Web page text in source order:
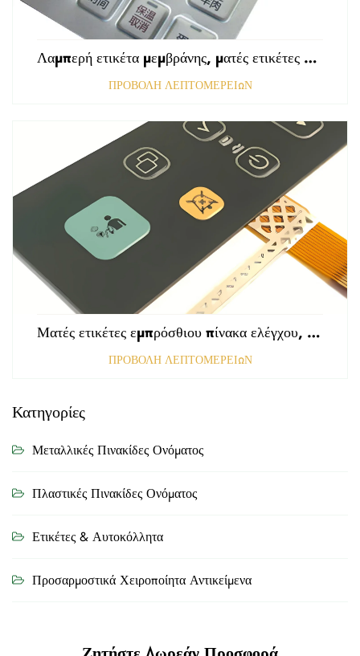
Λαμπερή ετικέτα μεμβράνης, ματές ετικέτες εμπρόσθιου πίνακα ελέγχου, ανάγλυφες ετικέτες πολυκαρβονικού, γραφικές επικαλύψεις
ΠΡΟΒΟΛΗ ΛΕΠΤΟΜΕΡΕΙΩΝ
Ματές ετικέτες εμπρόσθιου πίνακα ελέγχου, τρυπημένες με αμαυρωμένη επιφάνεια, πάχους 0,25 mm, ετικέτες από πολυκαρβονικό ή PVC
ΠΡΟΒΟΛΗ ΛΕΠΤΟΜΕΡΕΙΩΝ
Κατηγορίες
Μεταλλικές Πινακίδες Ονόματος
Πλαστικές Πινακίδες Ονόματος
Ετικέτες & Αυτοκόλλητα
Προσαρμοστικά Χειροποίητα Αντικείμενα